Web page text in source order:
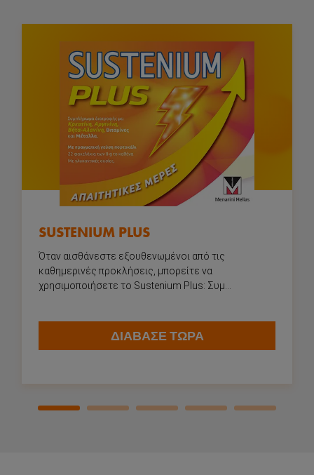
SUSTENIUM PLUS
Όταν αισθάνεστε εξουθενωμένοι από τις
καθημερινές προκλήσεις, μπορείτε να
χρησιμοποιήσετε το Sustenium Plus: Συμ...
ΔΙΑΒΑΣΕ ΤΩΡΑ
Αρχική
Προϊόντα